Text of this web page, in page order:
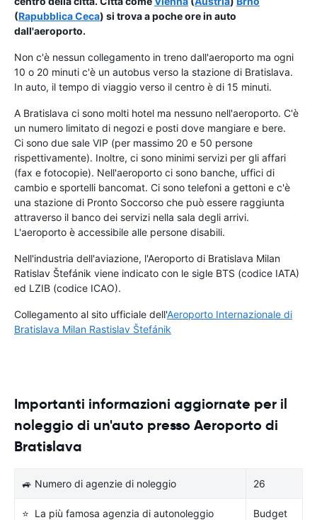
(Rapubblica Ceca) si trova a poche ore in auto
dall'aeroporto.
Non c'è nessun collegamento in treno dall'aeroporto ma ogni
10 o 20 minuti c'è un autobus verso la stazione di Bratislava.
In auto, il tempo di viaggio verso il centro è di 15 minuti.
A Bratislava ci sono molti hotel ma nessuno nell'aeroporto. C'è
un numero limitato di negozi e posti dove mangiare e bere.
Ci sono due sale VIP (per massimo 20 e 50 persone
rispettivamente). Inoltre, ci sono minimi servizi per gli affari
(fax e fotocopie). Nell'aeroporto ci sono banche, uffici di
cambio e sportelli bancomat. Ci sono telefoni a gettoni e c'è
una stazione di Pronto Soccorso che può essere raggiunta
attraverso il banco dei servizi nella sala degli arrivi.
L'aeroporto è accessibile alle persone disabili.
Nell'industria dell'aviazione, l'Aeroporto di Bratislava Milan
Ratislav Štefánik viene indicato con le sigle BTS (codice IATA)
ed LZIB (codice ICAO).
Collegamento al sito ufficiale dell'Aeroporto Internazionale di
Bratislava Milan Rastislav Štefánik
Importanti informazioni aggiornate per il
noleggio di un'auto presso Aeroporto di
Bratislava
🚙 Numero di agenzie di noleggio 26
⭐ La più famosa agenzia di autonoleggio Budget